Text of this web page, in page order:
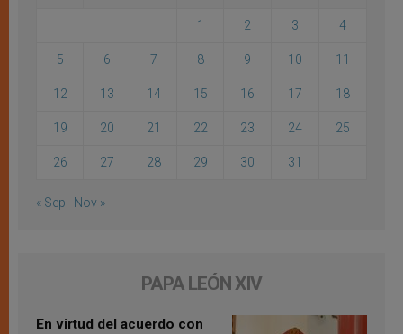
1 2 3 4
5 6 7 8 9 10 11
12 13 14 15 16 17 18
19 20 21 22 23 24 25
26 27 28 29 30 31
« Sep Nov »
PAPA LEÓN XIV
En virtud del acuerdo con